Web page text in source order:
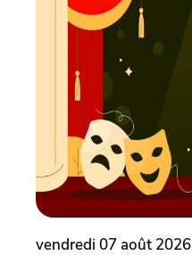
vendredi 07 août 2026